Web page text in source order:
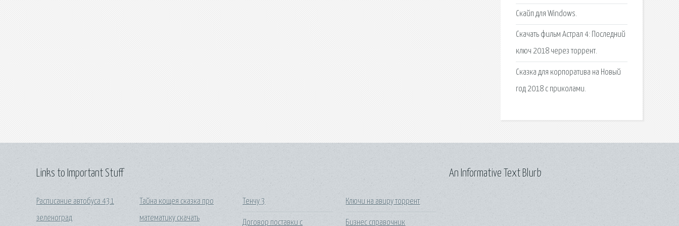
Скайп для Windows.
Скачать фильм Астрал 4: Последний
ключ 2018 через торрент.
Сказка для корпоратива на Новый
год 2018 с приколами.
Links to Important Stuff
Расписание автобуса 431
зеленоград
Тайна кощея сказка про
математику скачать
Тенчу 3
Договор поставки с
Ключи на авиру торрент
Бизнес справочник
An Informative Text Blurb